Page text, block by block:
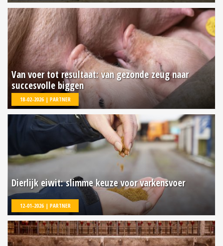
Van voer tot resultaat: van gezonde zeug naar
succesvolle biggen
18-02-2026 | PARTNER
Dierlijk eiwit: slimme keuze voor varkensvoer
12-01-2026 | PARTNER